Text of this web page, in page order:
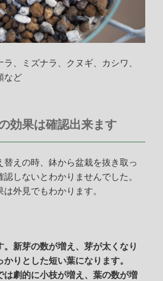
、ミズナラ、クヌギ、カシワ、
など
効果は確認出来ます
替えの時、鉢から盆栽を抜き取っ
しないとわかりませんでした。
外見でもわかります。
新芽の数が増え、芽が太くなり
りとした短い葉になります。
は劇的に小枝が増え、葉の数が増